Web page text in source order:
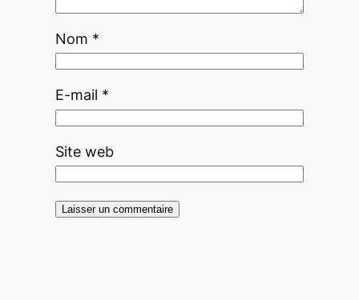
Nom *
E-mail *
Site web